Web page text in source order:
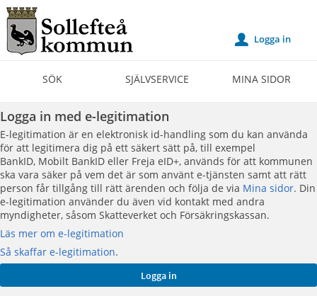
Välkommen
till
Självservice
Sollefteå
kommun
SÖK SJÄLVSERVICE MINA SIDOR
u Logga in
Logga in med e-legitimation
E-legitimation är en elektronisk id-handling som du kan använda
för att legitimera dig på ett säkert sätt på, till exempel
BankID, Mobilt BankID eller Freja eID+, används för att kommunen
ska vara säker på vem det är som använt e-tjänsten samt att rätt
person får tillgång till rätt ärenden och följa de via Mina sidor. Din
e-legitimation använder du även vid kontakt med andra
myndigheter, såsom Skatteverket och Försäkringskassan.
Läs mer om e-legitimation
Så skaffar e-legitimation.